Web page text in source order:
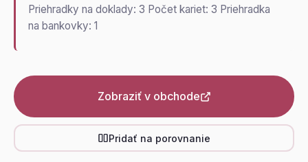
Priehradky na doklady: 3 Počet kariet: 3 Priehradka
na bankovky: 1
Zobraziť v obchode
Pridať na porovnanie